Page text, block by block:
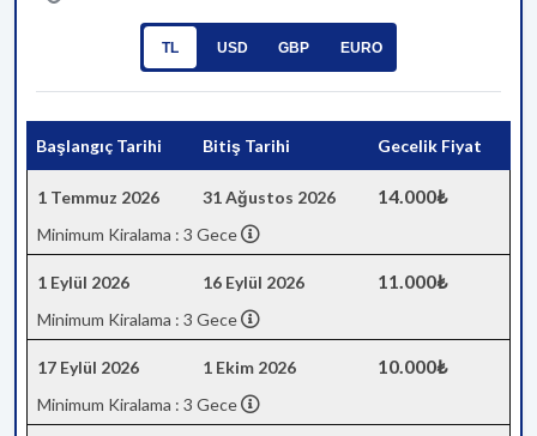
TL USD GBP EURO
Başlangıç Tarihi Bitiş Tarihi Gecelik Fiyat
1 Temmuz 2026 31 Ağustos 2026 14.000₺
Minimum Kiralama : 3 Gece
1 Eylül 2026 16 Eylül 2026 11.000₺
Minimum Kiralama : 3 Gece
17 Eylül 2026 1 Ekim 2026 10.000₺
Minimum Kiralama : 3 Gece